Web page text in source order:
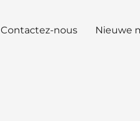
Contactez-nous Nieuwe